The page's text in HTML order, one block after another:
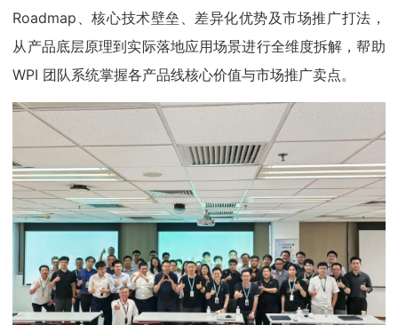
Roadmap、核心技术壁垒、差异化优势及市场推广打法，
从产品底层原理到实际落地应用场景进行全维度拆解，帮助
WPI 团队系统掌握各产品线核心价值与市场推广卖点。